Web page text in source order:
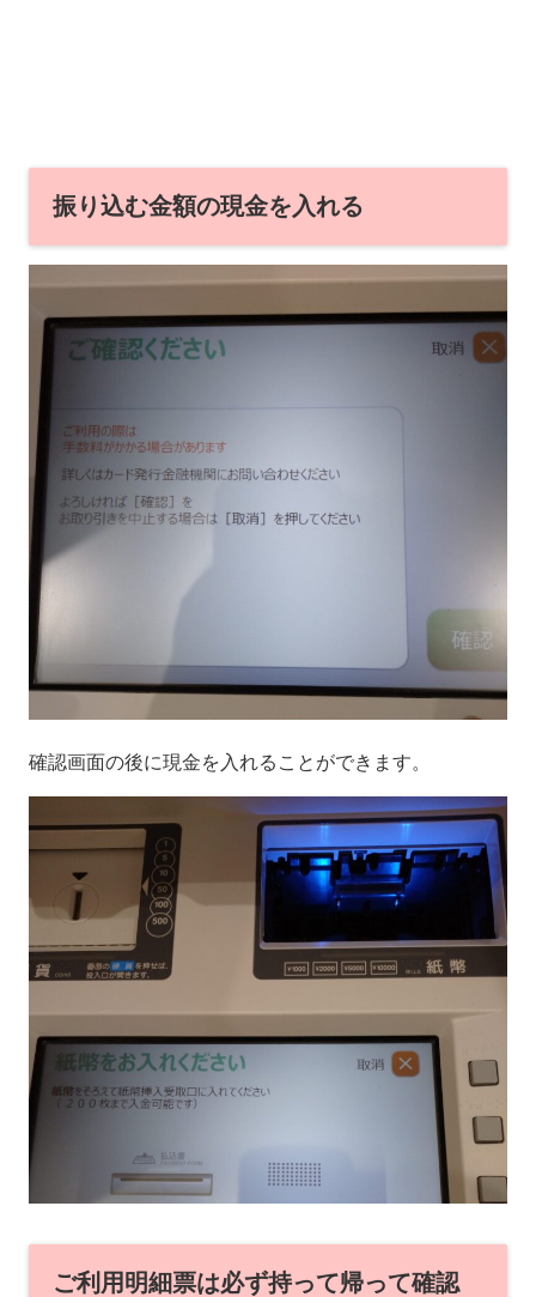
振り込む金額の現金を入れる
確認画面の後に現金を入れることができます。
ご利用明細票は必ず持って帰って確認